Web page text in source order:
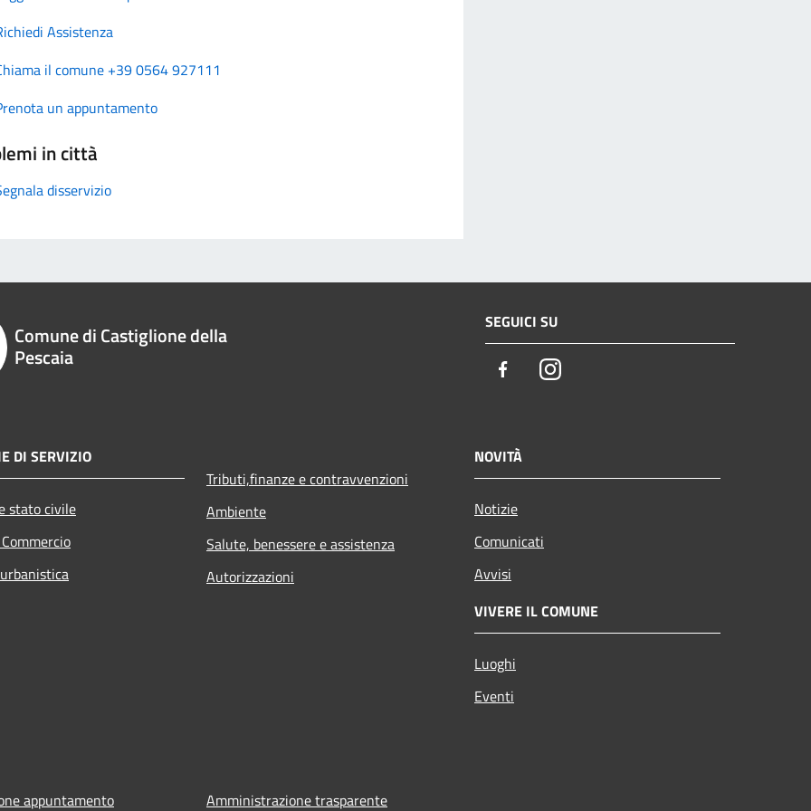
Assistenza
il comune +39 0564 927111
un appuntamento
in città
disservizio
Comune di Castiglione della
Pescaia
SEGUICI SU
FacebookInstagram
DI SERVIZIO
stato civile
Tributi,finanze e contravvenzioni
Ambiente
Salute, benessere e assistenza
Autorizzazioni
NOVITÀ
Notizie
Comunicati
Avvisi
VIVERE IL COMUNE
Luoghi
Eventi
appuntamento Amministrazione trasparente